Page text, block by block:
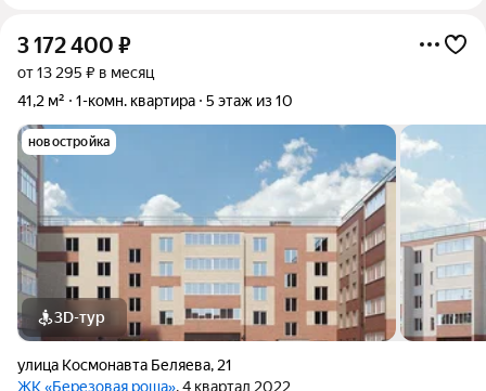
3 172 400 ₽
от 13 295 ₽ в месяц
41,2 м²
1-комн. квартира 5 этаж из 10
новостройка
3D-тур
улица Космонавта Беляева, 21
ЖК «Березовая роща», 4 квартал 2022